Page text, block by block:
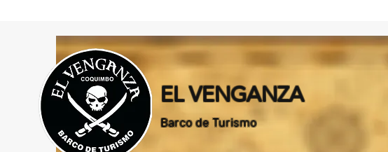
EL VENGANZA
Barco de Turismo